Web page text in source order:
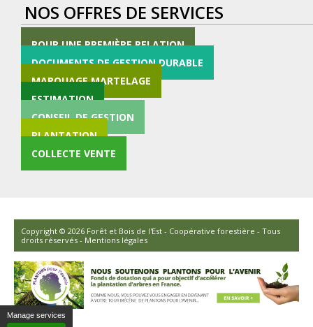
NOS OFFRES DE SERVICES
POUR UNE PREMIÈRE RELATION
DOCUMENTS DE GESTION DURABLE
MARQUAGE MARTELAGE
ESTIMATION
CONSEIL DE GESTION
PLANTATION
COLLECTE VENTE
Copyright © 2026 Forêt et Bois de l'Est - Coopérative forestière - Tous
droits réservés - Mentions légales
Manage services